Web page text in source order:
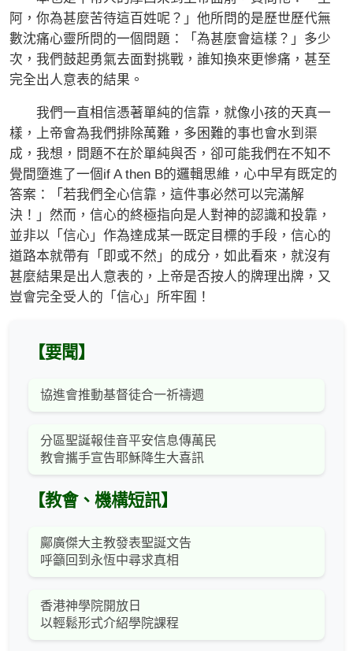
阿，你為甚麼苦待這百姓呢？」他所問的是歷世歷代無
數沈痛心靈所問的一個問題：「為甚麼會這樣？」多少
次，我們鼓起勇氣去面對挑戰，誰知換來更慘痛，甚至
完全出人意表的結果。
我們一直相信憑著單純的信靠，就像小孩的天真一
樣，上帝會為我們排除萬難，多困難的事也會水到渠
成，我想，問題不在於單純與否，卻可能我們在不知不
覺間墮進了一個if A then B的邏輯思維，心中早有既定的
答案：「若我們全心信靠，這件事必然可以完滿解
決！」然而，信心的終極指向是人對神的認識和投靠，
並非以「信心」作為達成某一既定目標的手段，信心的
道路本就帶有「即或不然」的成分，如此看來，就沒有
甚麼結果是出人意表的，上帝是否按人的牌理出牌，又
豈會完全受人的「信心」所牢囿！
【要聞】
協進會推動基督徒合一祈禱週
分區聖誕報佳音平安信息傳萬民
教會攜手宣告耶穌降生大喜訊
【教會、機構短訊】
鄺廣傑大主教發表聖誕文告
呼籲回到永恆中尋求真相
香港神學院開放日
以輕鬆形式介紹學院課程